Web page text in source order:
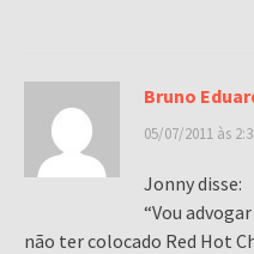
Bruno
05/07/2011 às
Jonny disse:
“Vou
não ter colocado Red Hot